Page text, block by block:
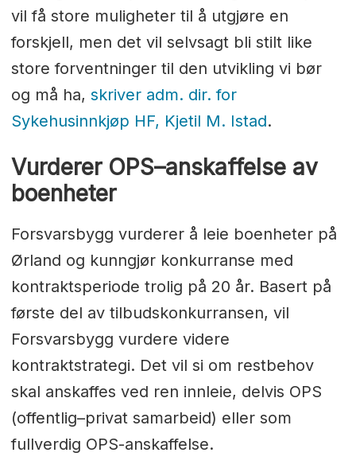
vil få store muligheter til å utgjøre en
forskjell, men det vil selvsagt bli stilt like
store forventninger til den utvikling vi bør
og må ha, skriver adm. dir. for
Sykehusinnkjøp HF, Kjetil M. Istad.
Vurderer OPS–anskaffelse av
boenheter
Forsvarsbygg vurderer å leie boenheter på
Ørland og kunngjør konkurranse med
kontraktsperiode trolig på 20 år. Basert på
første del av tilbudskonkurransen, vil
Forsvarsbygg vurdere videre
kontraktstrategi. Det vil si om restbehov
skal anskaffes ved ren innleie, delvis OPS
(offentlig–privat samarbeid) eller som
fullverdig OPS-anskaffelse.